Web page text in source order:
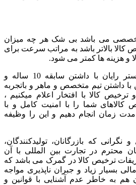
می باشد بی شک هر چه میزان
بالاتر باشد به مراتب سرعت برای
و هزینه ها کمتر می شود.
ما در بازرگانی تجارت گستر رایان با داشتن سابقه 10 ساله و
با داشتن تیم متخصص و ماهر و باتجربه
کالا با افتخار اعلام میکنیم ،
شما را با امنیت کامل و با
مدت زمان انجام دهیم و این را وظیفه
که بازرگانان، تولیدکنندگان،
محترم در تجارت بین المللی با آن
ترخیص کالا در گمرک می باشد که
بسیار زیاد و جبران ناپذیری مواجه
هم به خاطر عدم آشنایی با قوانین و